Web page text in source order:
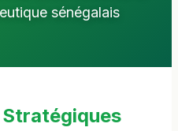
sénégalais
Stratégiques